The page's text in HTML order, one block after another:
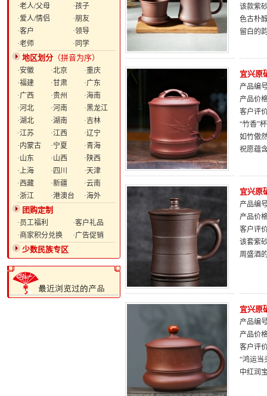
·老人/父母
·孩子
·爱人/情侣
·朋友
·客户
·领导
·老师
·同学
地区划分 （拼音为序）
·安徽 ·北京
·重庆
·福建
·甘肃
·广东
·广西
·贵州
·海南
·河北
·河南
·黑龙江
·湖北
·湖南
·吉林
·江苏
·江西
·辽宁
·内蒙古
·宁夏
·青海
·山东
·山西
·陕西
·上海
·四川
·天津
·西藏
·新疆
·云南
·浙江
·港澳台 ·海外
团购定制
·员工福利
·客户礼品
·商家积分兑换
·广告促销
少数民族专区
该款紫
色古朴
留白的
宜兴原
产品编
产品价
客户评
“竹香”
如竹傲
祝愿蕴
宜兴原
产品编
产品价
客户评
该套紫
周盛酒
宜兴原
产品编
产品价
客户评
“鸿运当
中红润